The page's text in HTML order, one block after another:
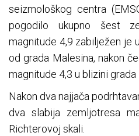
seizmološkog centra
pogodilo ukupno šest
magnitude 4,9 zabilježen je
od grada Malesina, nakon
magnitude 4,3 u blizini grada
Nakon dva najjača
dva slabija zemljotresa
Richterovoj skali.